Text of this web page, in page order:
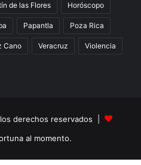
de las Flores Horóscopo
Papantla Poza Rica
Cano Veracruz Violencia
derechos reservados |
al momento.